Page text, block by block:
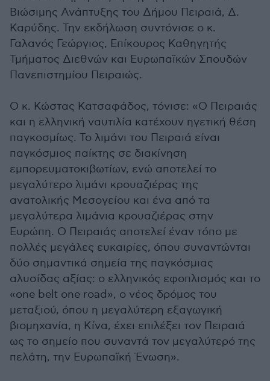
Βιώσιμης Ανάπτυξης του Δήμου Πειραιά, Δ.
Καρύδης. Την εκδήλωση συντόνισε ο κ.
Γαλανός Γεώργιος, Επίκουρος Καθηγητής
Τμήματος Διεθνών και Ευρωπαϊκών Σπουδών
Πανεπιστημίου Πειραιώς.
Ο κ. Κώστας Κατσαφάδος, τόνισε: «Ο Πειραιάς
και η ελληνική ναυτιλία κατέχουν ηγετική θέση
παγκοσμίως. Το λιμάνι του Πειραιά είναι
παγκόσμιος παίκτης σε διακίνηση
εμπορευματοκιβωτίων, ενώ αποτελεί το
μεγαλύτερο λιμάνι κρουαζιέρας της
ανατολικής Μεσογείου και ένα από τα
μεγαλύτερα λιμάνια κρουαζιέρας στην
Ευρώπη. Ο Πειραιάς αποτελεί έναν τόπο με
πολλές μεγάλες ευκαιρίες, όπου συναντώνται
δύο σημαντικά σημεία της παγκόσμιας
αλυσίδας αξίας: ο ελληνικός εφοπλισμός και το
«one belt one road», ο νέος δρόμος του
μεταξιού, όπου η μεγαλύτερη εξαγωγική
βιομηχανία, η Κίνα, έχει επιλέξει τον Πειραιά
ως το σημείο που συναντά τον μεγαλύτερό της
πελάτη, την Ευρωπαϊκή Ένωση».